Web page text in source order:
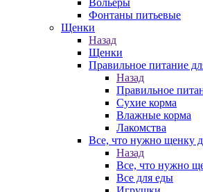
Вольеры
Фонтаны питьевые
Щенки
Назад
Щенки
Правильное питание
Назад
Правильное
Сухие корма
Влажные корма
Лакомства
Все, что нужно щенку
Назад
Все, что нужно
Все для еды